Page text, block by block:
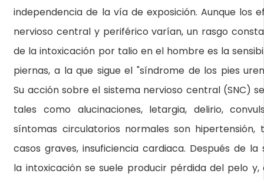
independencia de la vía de exposición. Aunque los
nervioso central y periférico varían, un rasgo
de la intoxicación por talio en el hombre es la
piernas, a la que sigue el "síndrome de los pies
Su acción sobre el sistema nervioso central (SNC)
tales como alucinaciones, letargia, delirio,
síntomas circulatorios normales son hipertensión,
casos graves, insuficiencia cardiaca. Después de la
la intoxicación se suele producir pérdida del pelo y,